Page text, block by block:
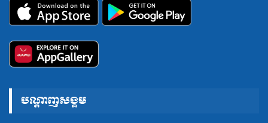
បណ្តាញសង្គម